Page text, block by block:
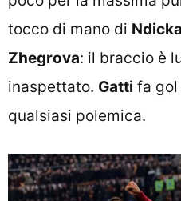
tocco di mano di Ndicka
Zhegrova: il braccio è
inaspettato. Gatti fa
qualsiasi polemica.